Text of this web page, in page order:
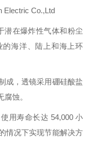
Electric Co.,Ltd
潜在爆炸性气体和粉尘
海洋、陆上和海上环
成，透镜采用硼硅酸盐
蚀。
用寿命长达 54,000 小
情况下实现节能解决方